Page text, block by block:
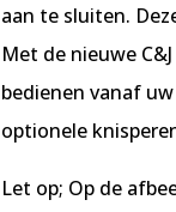
aan te sluiten.
Met de nieuwe
bedienen vanaf
optionele
Let op; Op de